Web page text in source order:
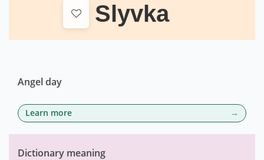
Slyvka
Angel day
Learn more
Dictionary meaning